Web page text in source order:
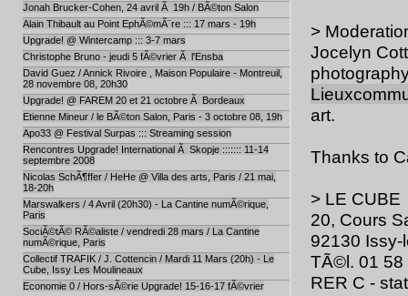
Jonah Brucker-Cohen, 24 avril Ã 19h / BÃ©ton Salon
Alain Thibault au Point EphÃ©mÃ¨re ::: 17 mars - 19h
Upgrade! @ Wintercamp ::: 3-7 mars
Christophe Bruno - jeudi 5 fÃ©vrier Ã l'Ensba
David Guez / Annick Rivoire , Maison Populaire - Montreuil,
28 novembre 08, 20h30
Upgrade! @ FAREM 20 et 21 octobre Ã Bordeaux
Etienne Mineur / le BÃ©ton Salon, Paris - 3 octobre 08, 19h
Apo33 @ Festival Surpas ::: Streaming session
Rencontres Upgrade! International Ã Skopje ::::::: 11-14
septembre 2008
Nicolas SchÃ¶ffer / HeHe @ Villa des arts, Paris / 21 mai,
18-20h
Marswalkers / 4 Avril (20h30) - La Cantine numÃ©rique,
Paris
SociÃ©tÃ© RÃ©aliste / vendredi 28 mars / La Cantine
numÃ©rique, Paris
Collectif TRAFIK / J. Cottencin / Mardi 11 Mars (20h) - Le
Cube, Issy Les Moulineaux
Economie 0 / Hors-sÃ©rie Upgrade! 15-16-17 fÃ©vrier
>
Jocelyn
art.
Thanks to
> LE CUBE
20, Cours
92130
TÃ©l. 01 58
RER C -